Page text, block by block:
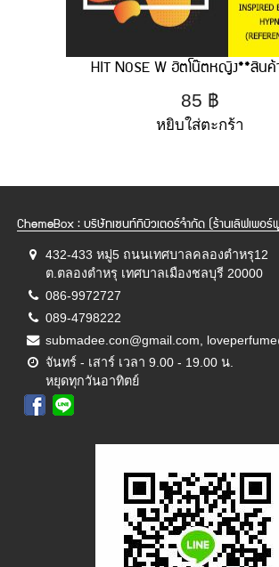
HIT NOSE W ฮิตโน๊ตหญิง**สินค้
85 ฿
หยิบใส่ตะกร้า
ChemeBox : บริษัทเซนท์ทิบิวเตอร์จำกัด (ร้านเลิฟเพอร์
432-433 หมู่5 ถนนเทศบาลคลองตำหรุ12
ต.ตลองตำหรุ เทศบาลเมืองชลบุรี 20000
086-9972727
089-4798222
submadee.con@gmail.com,
จันทร์ - เสาร์ เวลา 9.00 - 19.00 น.
หยุดทุกวันอาทิตย์